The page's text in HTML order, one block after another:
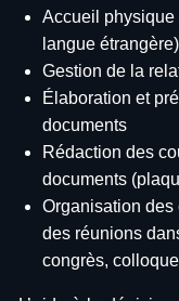
Accueil physique
langue étrangère)
Gestion de la
Élaboration et
documents
Rédaction des
documents
Organisation des
des réunions
congrès,